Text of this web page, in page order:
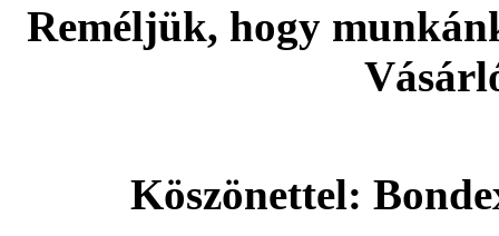
Reméljük, hogy
Köszönettel: